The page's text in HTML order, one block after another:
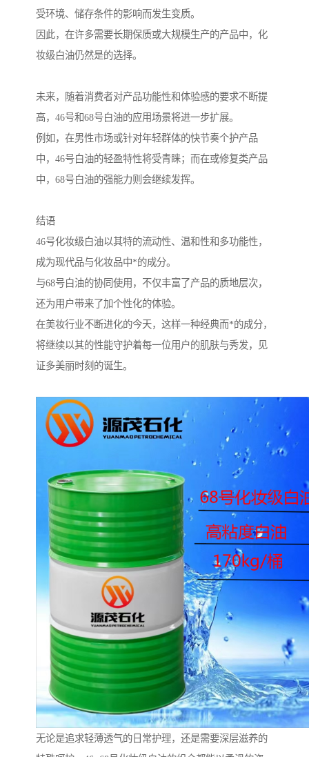
受环境、储存条件的影响而发生变质。
因此，在许多需要长期保质或大规模生产的产品中，化
妆级白油仍然是的选择。
未来，随着消费者对产品功能性和体验感的要求不断提
高，46号和68号白油的应用场景将进一步扩展。
例如，在男性市场或针对年轻群体的快节奏个护产品
中，46号白油的轻盈特性将受青睐；而在或修复类产品
中，68号白油的强能力则会继续发挥。
结语
46号化妆级白油以其特的流动性、温和性和多功能性，
成为现代品与化妆品中*的成分。
与68号白油的协同使用，不仅丰富了产品的质地层次，
还为用户带来了加个性化的体验。
在美妆行业不断进化的今天，这样一种经典而*的成分，
将继续以其的性能守护着每一位用户的肌肤与秀发，见
证多美丽时刻的诞生。
无论是追求轻薄透气的日常护理，还是需要深层滋养的